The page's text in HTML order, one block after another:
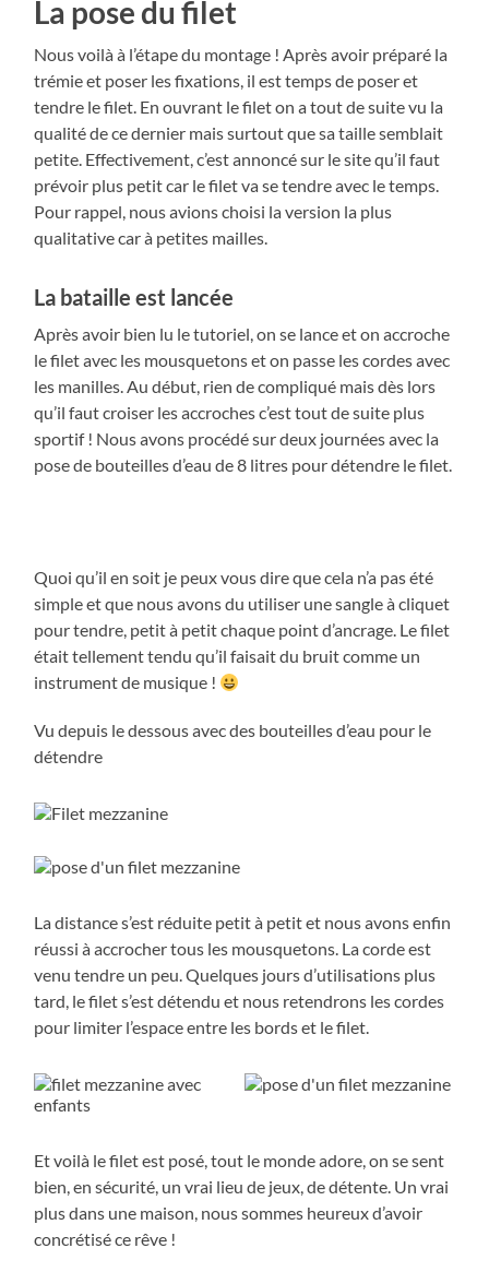
La pose du filet
Nous voilà à l’étape du montage ! Après avoir préparé la
trémie et poser les fixations, il est temps de poser et
tendre le filet. En ouvrant le filet on a tout de suite vu la
qualité de ce dernier mais surtout que sa taille semblait
petite. Effectivement, c’est annoncé sur le site qu’il faut
prévoir plus petit car le filet va se tendre avec le temps.
Pour rappel, nous avions choisi la version la plus
qualitative car à petites mailles.
La bataille est lancée
Après avoir bien lu le tutoriel, on se lance et on accroche
le filet avec les mousquetons et on passe les cordes avec
les manilles. Au début, rien de compliqué mais dès lors
qu’il faut croiser les accroches c’est tout de suite plus
sportif ! Nous avons procédé sur deux journées avec la
pose de bouteilles d’eau de 8 litres pour détendre le filet.
Quoi qu’il en soit je peux vous dire que cela n’a pas été
simple et que nous avons du utiliser une sangle à cliquet
pour tendre, petit à petit chaque point d’ancrage. Le filet
était tellement tendu qu’il faisait du bruit comme un
instrument de musique !
Vu depuis le dessous avec des bouteilles d’eau pour le
détendre
La distance s’est réduite petit à petit et nous avons enfin
réussi à accrocher tous les mousquetons. La corde est
venu tendre un peu. Quelques jours d’utilisations plus
tard, le filet s’est détendu et nous retendrons les cordes
pour limiter l’espace entre les bords et le filet.
Et voilà le filet est posé, tout le monde adore, on se sent
bien, en sécurité, un vrai lieu de jeux, de détente. Un vrai
plus dans une maison, nous sommes heureux d’avoir
concrétisé ce rêve !